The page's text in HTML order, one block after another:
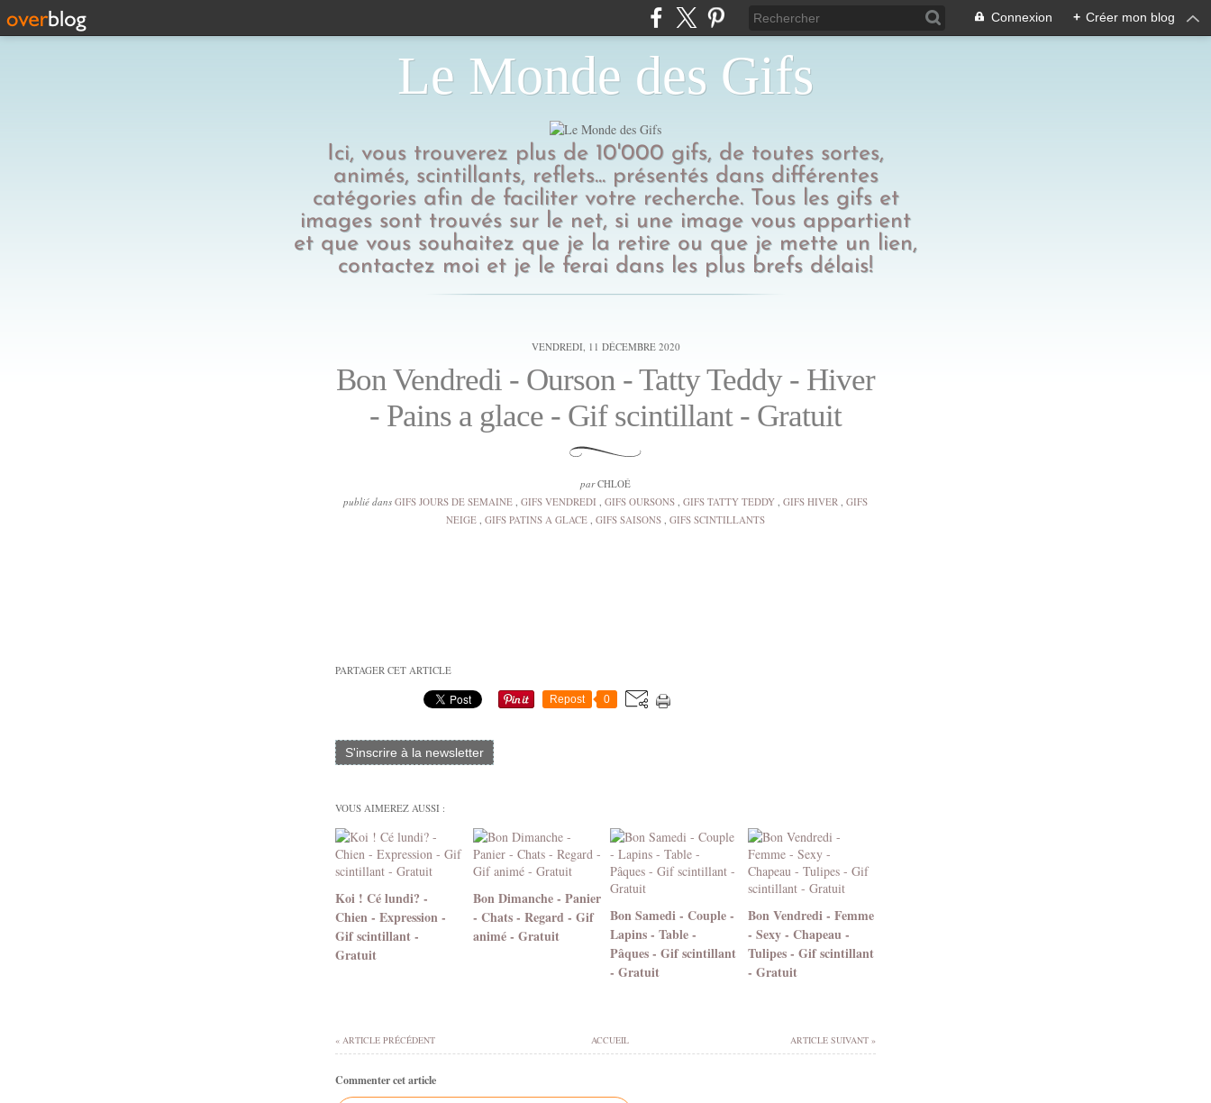
Connexion + Créer mon blog
Le Monde des Gifs
Ici, vous trouverez plus de 10'000 gifs, de toutes sortes,
animés, scintillants, reflets... présentés dans différentes
catégories afin de faciliter votre recherche. Tous les gifs et
images sont trouvés sur le net, si une image vous appartient
et que vous souhaitez que je la retire ou que je mette un lien,
contactez moi et je le ferai dans les plus brefs délais!
VENDREDI, 11 DÉCEMBRE 2020
Bon Vendredi - Ourson - Tatty Teddy - Hiver
- Pains a glace - Gif scintillant - Gratuit
parCHLOÉ
publié dans GIFS JOURS DE SEMAINE , GIFS VENDREDI , GIFS OURSONS , GIFS TATTY TEDDY , GIFS HIVER , GIFS
NEIGE , GIFS PATINS A GLACE , GIFS SAISONS , GIFS SCINTILLANTS
PARTAGER CET ARTICLE
Repost 0
S'inscrire à la newsletter
VOUS AIMEREZ AUSSI :
Koi ! Cé lundi? -
Chien - Expression -
Gif scintillant -
Gratuit
Bon Dimanche - Panier
- Chats - Regard - Gif
animé - Gratuit
Bon Samedi - Couple -
Lapins - Table -
Pâques - Gif scintillant
- Gratuit
Bon Vendredi - Femme
- Sexy - Chapeau -
Tulipes - Gif scintillant
- Gratuit
ACCUEIL
« ARTICLE PRÉCÉDENT ARTICLE SUIVANT »
Commenter cet article